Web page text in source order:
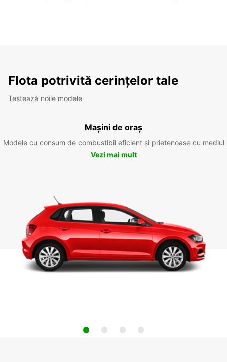
Flota potrivită cerințelor tale
Testează noile modele
Mașini de oraș
Modele cu consum de combustibil eficient și prietenoase cu mediul
Vezi mai mult